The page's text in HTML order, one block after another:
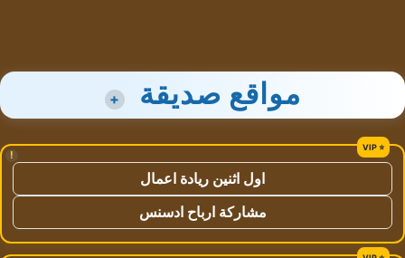
مواقع صديقة +
!
اول اثنين ريادة اعمال
مشاركة ارباح ادسنس